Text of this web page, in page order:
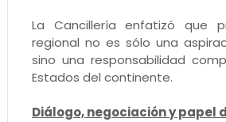
La Cancillería enfatizó que
regional no es sólo una
sino una responsabilidad
Estados del continente.
Diálogo, negociación y papel